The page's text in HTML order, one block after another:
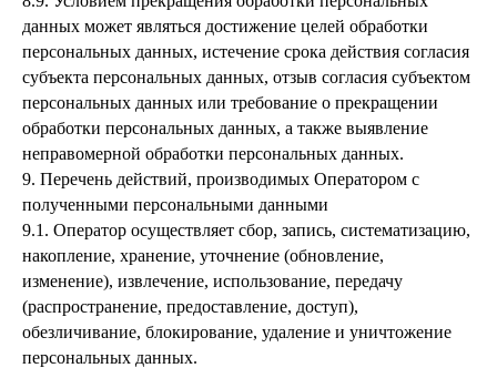
данных может являться достижение целей обработки
персональных данных, истечение срока действия согласия
субъекта персональных данных, отзыв согласия субъектом
персональных данных или требование о прекращении
обработки персональных данных, а также выявление
неправомерной обработки персональных данных.
9. Перечень действий, производимых Оператором с
полученными персональными данными
9.1. Оператор осуществляет сбор, запись, систематизацию,
накопление, хранение, уточнение (обновление,
изменение), извлечение, использование, передачу
(распространение, предоставление, доступ),
обезличивание, блокирование, удаление и уничтожение
персональных данных.